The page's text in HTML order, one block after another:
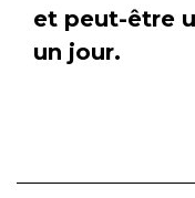
et peut-être
un jour.